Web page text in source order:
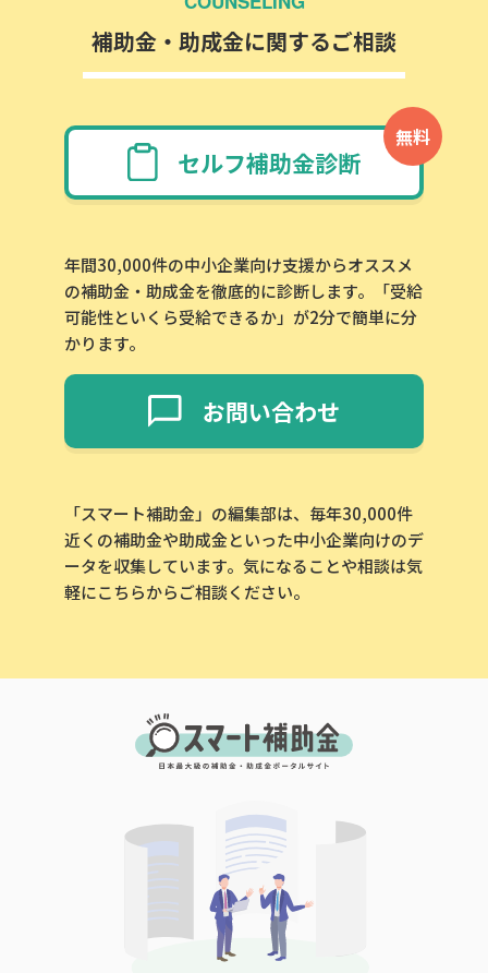
補助金・助成金に関するご相談
無料
セルフ補助金診断
年間30,000件の中小企業向け支援からオススメ
の補助金・助成金を徹底的に診断します。「受給
可能性といくら受給できるか」が2分で簡単に分
かります。
お問い合わせ
「スマート補助金」の編集部は、毎年30,000件
近くの補助金や助成金といった中小企業向けのデ
ータを収集しています。気になることや相談は気
軽にこちらからご相談ください。